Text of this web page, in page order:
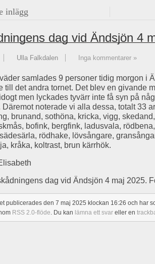
inlägg
dag vid Ändsjön 4
Ulla Falkdalen Inga kommentarer »
samlades 9 personer tidig morgon i
till det andra tornet. Det blev en givande
men lyckades tyvärr inte få syn på
noterade vi alla dessa, totalt 33
brunand, sothöna, kricka, vigg,
bofink, bergfink, ladusvala,
rödhake, lövsångare,
kråka, koltrast, brun kärrhök.
dag vid Ändsjön 4 maj 2025.
publicerades den 7 maj 2025 klockan 16:26 och har
RSS 2.0-flöde . Du kan lämna ett svar eller en